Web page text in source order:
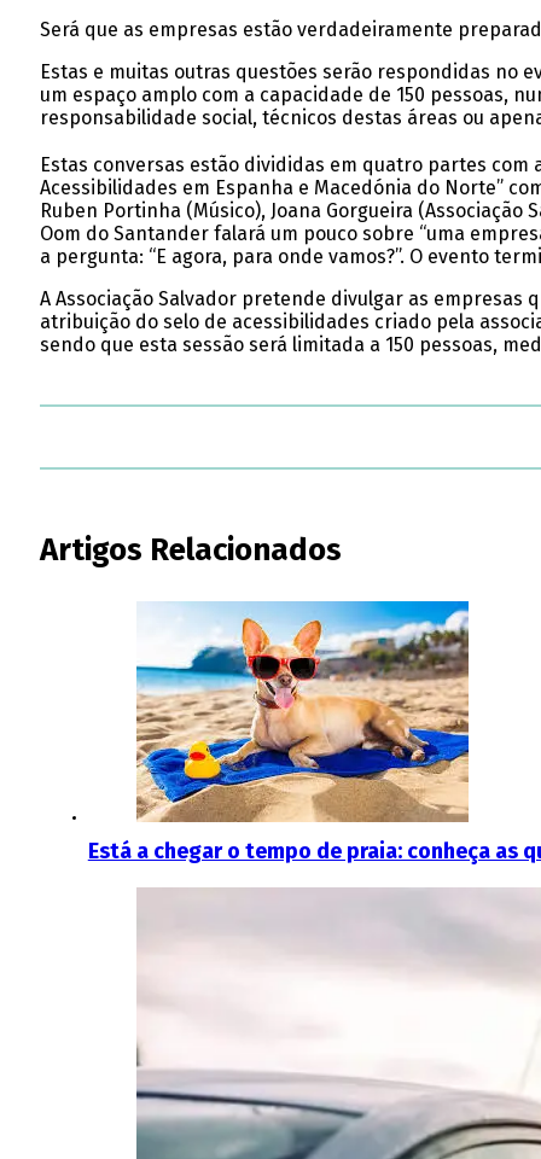
Será que as empresas estão verdadeiramente
Estas e muitas outras questões serão respondidas no
um espaço amplo com a capacidade de 150 pessoas,
responsabilidade social, técnicos destas áreas ou
Estas conversas estão divididas em quatro partes
Acessibilidades em Espanha e Macedónia do Norte”
Ruben Portinha (Músico), Joana Gorgueira (Associação
Oom do Santander falará um pouco sobre “uma
a pergunta: “E agora, para onde vamos?”. O evento
A Associação Salvador pretende divulgar as
atribuição do selo de acessibilidades criado pela
sendo que esta sessão será limitada a 150 pessoas,
Artigos Relacionados
Está a chegar o tempo de praia: conheça as